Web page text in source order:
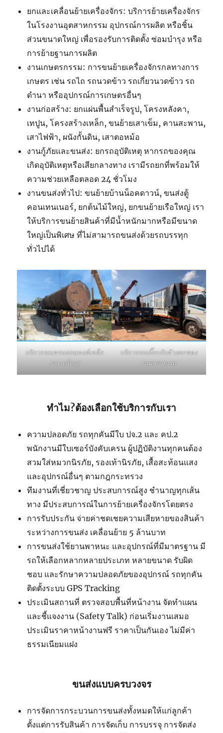
ยกและเคลื่อนย้ายเครื่องจักร: บริการย้ายเครื่องจักร
ในโรงงานอุตสาหกรรม อุปกรณ์การผลิต หรือชิ้น
ส่วนขนาดใหญ่ เพื่อรองรับการติดตั้ง ซ่อมบำรุง หรือ
การย้ายฐานการผลิต
งานเกษตรกรรม: การขนย้ายเครื่องจักรกลทางการ
เกษตร เช่น รถไถ รถนวดข้าว รถเกี่ยวนวดข้าว รถ
ดำนา หรืออุปกรณ์การเกษตรอื่นๆ
งานก่อสร้าง: ยกแผ่นพื้นสำเร็จรูป, โครงหลังคา,
เทปูน, โครงสร้างเหล็ก, ขนย้ายเสาเข็ม, คานสะพาน,
เสาไฟฟ้า, ผนังกั้นดิน, เสาตอหม้อ
งานกู้ภัยและขนส่ง: ยกรถอุบัติเหตุ หากรถของคุณ
เกิดอุบัติเหตุหรือเสียกลางทาง เรามีรถยกที่พร้อมให้
ความช่วยเหลือตลอด 24 ชั่วโมง
งานขนส่งทั่วไป: ขนย้ายบ้านน็อคดาวน์, ขนส่งตู้
คอนเทนเนอร์, ยกต้นไม้ใหญ่, ยกขนย้ายเรือใหญ่ เรา
ให้บริการขนย้ายสินค้าที่มีน้ำหนักมากหรือมีขนาด
ใหญ่เป็นพิเศษ ที่ไม่สามารถขนส่งด้วยรถบรรทุก
ทั่วไปได้
บริการรถเครนยกแทงค์เหล็ก
ขนาดใหญ่
บริการรถเฮี๊ยบรับจ้างยกของ
ขนลงจากรถ
ทำไม?ต้องเลือกใช้บริการกับเรา
ความปลอดภัย รถทุกคันมีใบ ปจ.2 และ คป.2
พนักงานมีใบเซอร์บังคับเครน ผู้ปฏิบัติงานทุกคนต้อง
สวมใส่หมวกนิรภัย, รองเท้านิรภัย, เสื้อสะท้อนแสง
และอุปกรณ์อื่นๆ ตามกฎกระทรวง
ทีมงานที่เชี่ยวชาญ ประสบการณ์สูง ชำนาญทุกเส้น
ทาง มีประสบการณ์ในการย้ายเครื่องจักรโดยตรง
การรับประกัน จ่ายค่าชดเชยความเสียหายของสินค้า
ระหว่างการขนส่ง เคลื่อนย้าย 5 ล้านบาท
การขนส่งใช้ยานพาหนะ และอุปกรณ์ที่มีมาตรฐาน มี
รถให้เลือกหลากหลายประเภท หลายขนาด รับผิด
ชอบ และรักษาความปลอดภัยของอุปกรณ์ รถทุกคัน
ติดตั้งระบบ GPS Tracking
ประเมินสถานที่ ตรวจสอบพื้นที่หน้างาน จัดทำแผน
และชี้แจงงาน (Safety Talk) ก่อนเริ่มงานเสมอ
ประเมินราคาหน้างานฟรี ราคาเป็นกันเอง ไม่มีค่า
ธรรมเนียมแฝง
ขนส่งแบบครบวงจร
การจัดการกระบวนการขนส่งทั้งหมดให้แก่ลูกค้า
ตั้งแต่การรับสินค้า การจัดเก็บ การบรรจุ การจัดส่ง